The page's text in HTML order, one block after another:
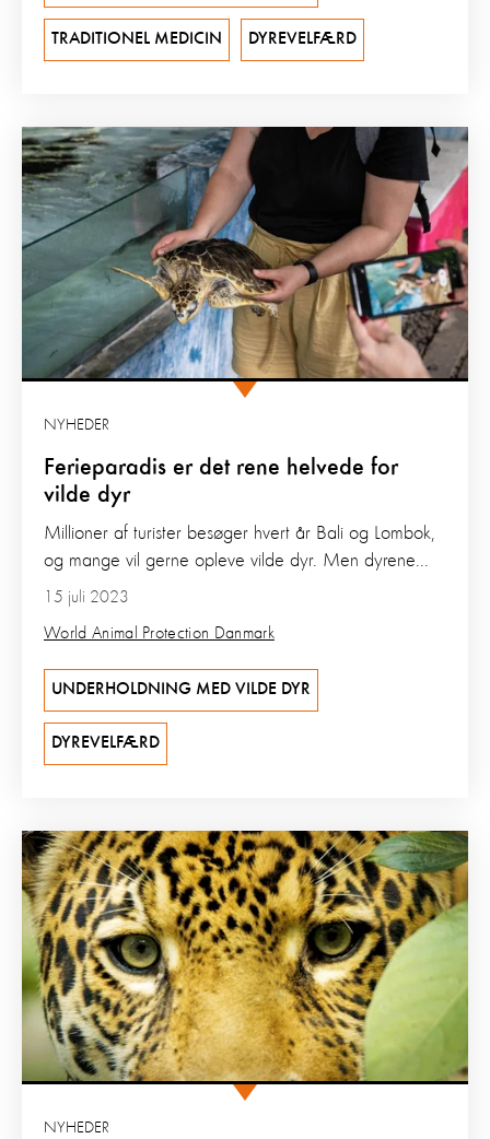
TRADITIONEL MEDICIN DYREVELFÆRD
Ferieparadis er det rene helvede for
vilde dyr
NYHEDER
15 juli 2023
World Animal Protection Danmark
Millioner af turister besøger hvert år Bali og Lombok,
og mange vil gerne opleve vilde dyr. Men dyrene...
UNDERHOLDNING MED VILDE DYR
DYREVELFÆRD
NYHEDER